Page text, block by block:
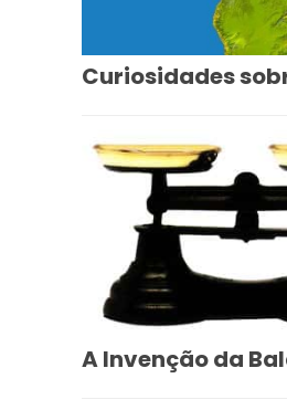
Curiosidades
A Invenção da